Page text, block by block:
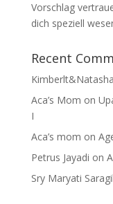
Vorschlag
dich speziell
Recent
Kimberlt&Natasha
Aca’s Mom on
I
Aca’s mom on
Petrus Jayadi on
Sry Maryati